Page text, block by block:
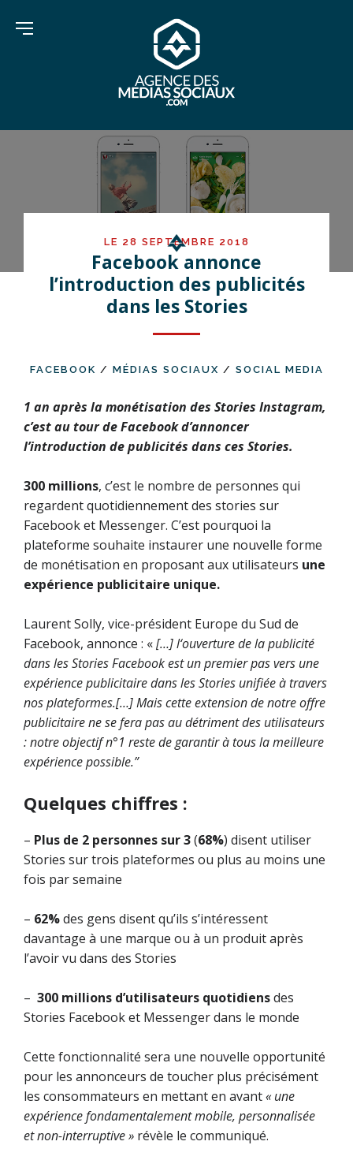
LE 28 SEPTEMBRE 2018
Facebook annonce
l’introduction des publicités
dans les Stories
FACEBOOK / MÉDIAS SOCIAUX / SOCIAL MEDIA
1 an après la monétisation des Stories Instagram,
c’est au tour de Facebook d’annoncer
l’introduction de publicités dans ces Stories.
300 millions, c’est le nombre de personnes qui
regardent quotidiennement des stories sur
Facebook et Messenger. C’est pourquoi la
plateforme souhaite instaurer une nouvelle forme
de monétisation en proposant aux utilisateurs une
expérience publicitaire unique.
Laurent Solly, vice-président Europe du Sud de
Facebook, annonce : «[…]l‘ouverture de la publicité
dans les Stories Facebook est un premier pas vers une
expérience publicitaire dans les Stories unifiée à travers
nos plateformes.[…] Mais cette extension de notre offre
publicitaire ne se fera pas au détriment des utilisateurs
: notre objectif n°1 reste de garantir à tous la meilleure
expérience possible.”
Quelques chiffres :
– Plus de 2 personnes sur 3(68%) disent utiliser
Stories sur trois plateformes ou plus au moins une
fois par semaine
– 62%des gens disent qu’ils s’intéressent
davantage à une marque ou à un produit après
l’avoir vu dans des Stories
– 300 millions d’utilisateurs quotidiensdes
Stories Facebook et Messenger dans le monde
Cette fonctionnalité sera une nouvelle opportunité
pour les annonceurs de toucher plus précisément
les consommateurs en mettant en avant« une
expérience fondamentalement mobile, personnalisée
et non-interruptive » révèle le communiqué.